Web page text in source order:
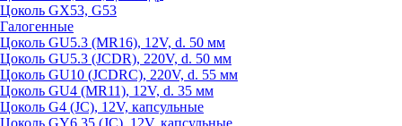
Цоколь GX53, G53
Галогенные
Цоколь GU5.3 (MR16), 12V, d. 50 мм
Цоколь GU5.3 (JCDR), 220V, d. 50 мм
Цоколь GU10 (JCDRC), 220V, d. 55 мм
Цоколь GU4 (MR11), 12V, d. 35 мм
Цоколь G4 (JC), 12V, капсульные
Цоколь GY6.35 (JC), 12V, капсульные